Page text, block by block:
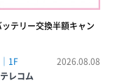
テリー交換半額キャン
1F
2026.08.08
レコム